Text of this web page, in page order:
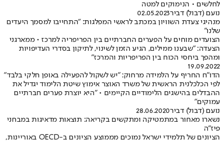
לחלשים • הנימוקים למטה
נועם (דבול) דביר02.05.2023
מנהיגי צעדת השוויון במכתב לראשי המפלגות: "התחייבו למסמך היעדים
שלנו"
הצועדים מוחים על הפערים החברתיים בין הפריפריה למרכז • ממארגני
הצעדה: "שבענו ממילים, הגיע הזמן לשינוי, לתיקון בסדרי העדיפויות
ומהפך ביחסי הכוח בין הפריפריות והמרכז"
19.09.2022
הדו"ח החריף על הלמידה מרחוק: "יש לשקול להפעילה באופן חלקי בלבד"
לפי הכלכלנית הראשית של משרד האוצר אימוץ שיטת הלימוד יגדיל את
ההבדלים בהישגים הלימודיים הקיימים • "היא יוצרת פערים חברתיים
עמוקים"
נועם (דבול) דביר28.06.2020
נשארו מאחור במתמטיקה ומתקשים בקריאה: תוצאות מדאיגות במבחני
פיז"ה
הציונים של תלמידי ישראל נמוכים מממוצע הציונים ב-OECD באוריינות,